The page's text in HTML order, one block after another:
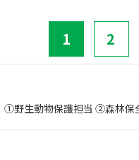
1 2
①野生動物保護担当 ②森林保